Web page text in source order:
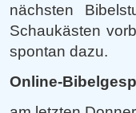
nächsten
Schaukästen
spontan dazu.
Online-